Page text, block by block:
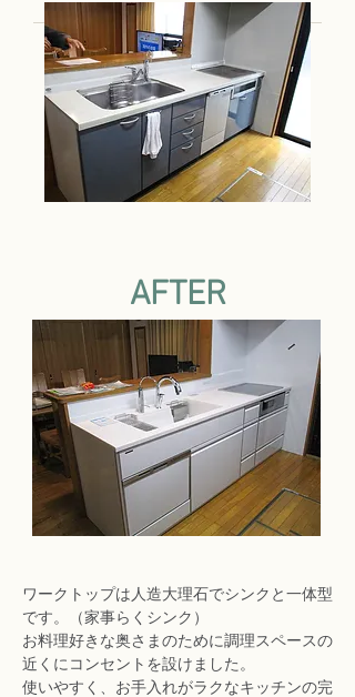
AFTER
ワークトップは人造大理石でシンクと一体型
です。（家事らくシンク）
お料理好きな奥さまのために調理スペースの
近くにコンセントを設けました。
使いやすく、お手入れがラクなキッチンの完